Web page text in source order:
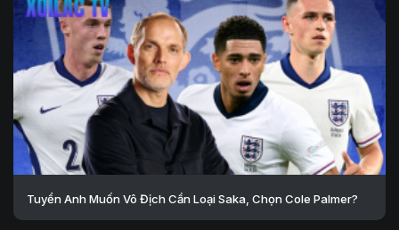
Tuyển Anh Muốn Vô Địch Cần Loại Saka, Chọn Cole Palmer?